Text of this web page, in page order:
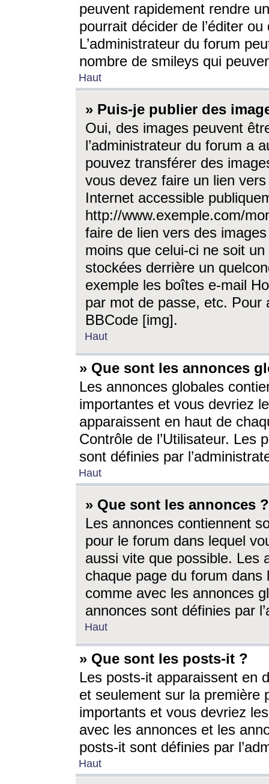
peuvent rapidement rendre
pourrait décider de l’éditer
L’administrateur du forum
nombre de smileys qui
Haut
» Puis-je publier des
Oui, des images peuvent
l’administrateur du forum a
pouvez transférer des
vous devez faire un lien
Internet accessible
http://www.exemple.com/
faire de lien vers des
moins que celui-ci ne soit
stockées derrière un
exemple les boîtes e-mail
par mot de passe, etc. Pour
BBCode [img].
Haut
» Que sont les annonces
Les annonces globales
importantes et vous devriez
apparaissent en haut de
Contrôle de l’Utilisateur. Les
sont définies par
Haut
» Que sont les annonces ?
Les annonces contiennent
pour le forum dans lequel
aussi vite que possible. Les
chaque page du forum dans
comme avec les annonces
annonces sont définies par
Haut
» Que sont les posts-it ?
Les posts-it apparaissent en
et seulement sur la première
importants et vous devriez
avec les annonces et les
posts-it sont définies par
Haut